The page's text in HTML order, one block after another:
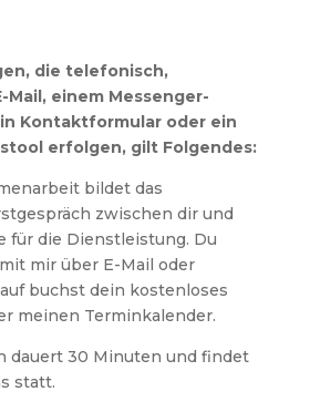
die telefonisch,
einem Messenger-
Kontaktformular oder ein
erfolgen, gilt Folgendes:
bildet das
zwischen dir und
für die Dienstleistung. Du
mir über E-Mail oder
buchst dein kostenloses
meinen Terminkalender.
dauert 30 Minuten und findet
statt.